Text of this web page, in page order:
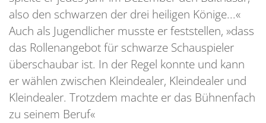
also den schwarzen der drei heiligen Könige...«
Auch als Jugendlicher musste er feststellen, »dass
das Rollenangebot für schwarze Schauspieler
überschaubar ist. In der Regel konnte und kann
er wählen zwischen Kleindealer, Kleindealer und
Kleindealer. Trotzdem machte er das Bühnenfach
zu seinem Beruf«